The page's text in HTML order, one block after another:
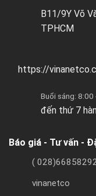
B11/9Y Võ
TPHCM
https://
Buổi sáng:
đến thứ 7
Báo giá - Tư vấn -
(
vinanetco